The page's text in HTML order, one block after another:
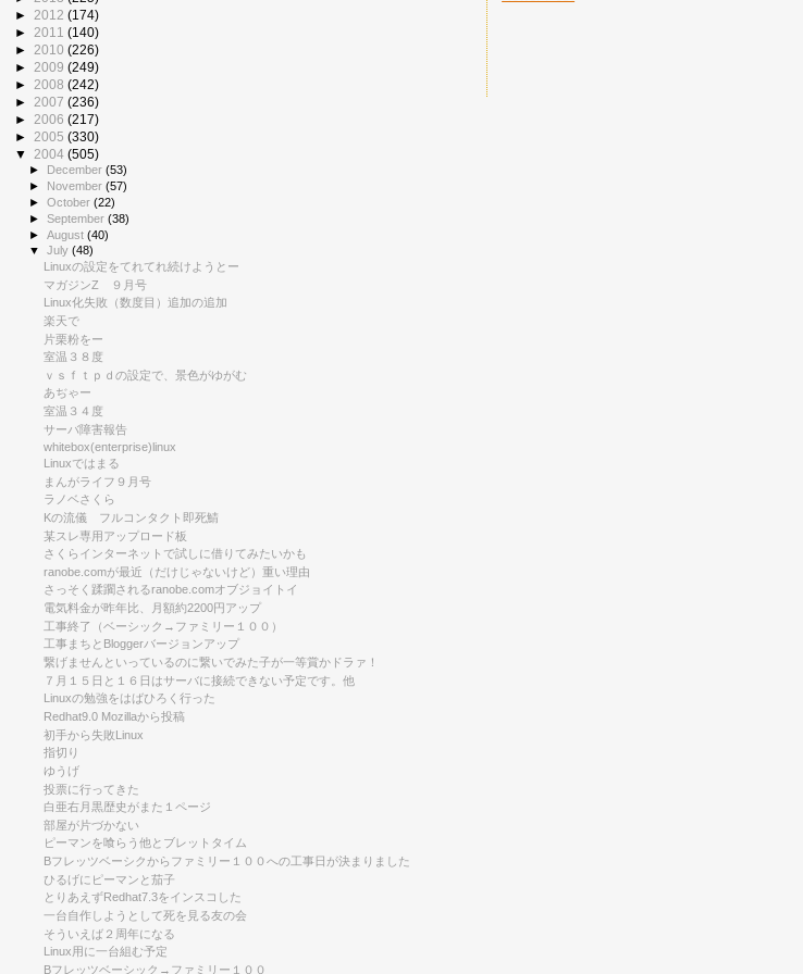
► 2012 (174)
► 2011 (140)
► 2010 (226)
► 2009 (249)
► 2008 (242)
► 2007 (236)
► 2006 (217)
► 2005 (330)
▼ 2004 (505)
► December(53)
► November(57)
►October(22)
►September(38)
►August(40)
▼July(48)
Linuxの設定をてれてれ続けようとー
マガジンZ ９月号
Linux化失敗（数度目）追加の追加
楽天で
片栗粉をー
室温３８度
ｖｓｆｔｐｄの設定で、景色がゆがむ
あぢゃー
室温３４度
サーバ障害報告
whitebox(enterprise)linux
Linuxではまる
まんがライフ９月号
ラノベさくら
Kの流儀 フルコンタクト即死鯖
某スレ専用アップロード板
さくらインターネットで試しに借りてみたいかも
ranobe.comが最近（だけじゃないけど）重い理由
さっそく蹂躙されるranobe.comオブジョイトイ
電気料金が昨年比、月額約2200円アップ
工事終了（ベーシック→ファミリー１００）
工事まちとBloggerバージョンアップ
繋げませんといっているのに繋いでみた子が一等賞かドラァ！
７月１５日と１６日はサーバに接続できない予定です。他
Linuxの勉強をはばひろく行った
Redhat9.0 Mozillaから投稿
初手から失敗Linux
指切り
ゆうげ
投票に行ってきた
白亜右月黒歴史がまた１ページ
部屋が片づかない
ピーマンを喰らう他とブレットタイム
Bフレッツベーシクからファミリー１００への工事日が決まりました
ひるげにピーマンと茄子
とりあえずRedhat7.3をインスコした
一台自作しようとして死を見る友の会
そういえば２周年になる
Linux用に一台組む予定
Bフレッツベーシック→ファミリー１００